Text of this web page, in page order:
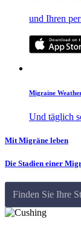
und Ihren
Migraine
Und täglich
Mit Migräne leben
Die Stadien einer
Finden Sie Ihre